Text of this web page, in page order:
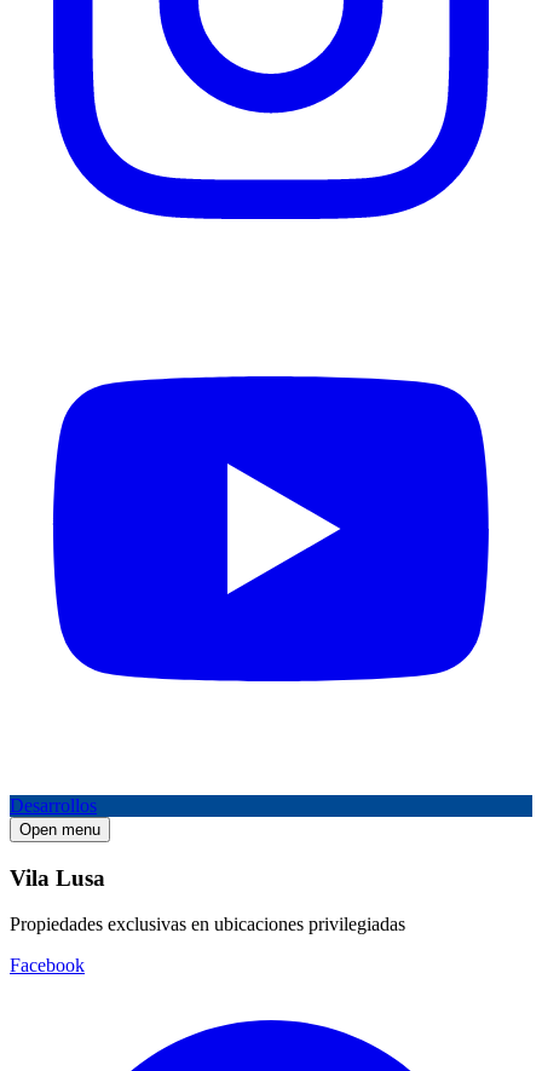
Desarrollos
Open menu
Vila Lusa
Propiedades exclusivas en ubicaciones privilegiadas
Facebook